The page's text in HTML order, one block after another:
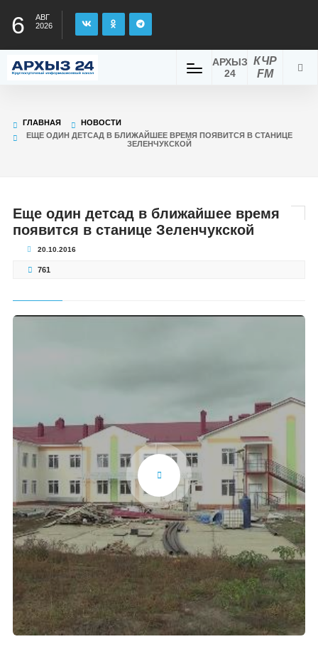
6
АВГ
2026
КЧР
FM
АРХЫЗ
24
ГЛАВНАЯ
НОВОСТИ
ЕЩЕ ОДИН ДЕТСАД В БЛИЖАЙШЕЕ ВРЕМЯ ПОЯВИТСЯ В СТАНИЦЕ
ЗЕЛЕНЧУКСКОЙ
Еще один детсад в ближайшее время
появится в станице Зеленчукской
20.10.2016
761